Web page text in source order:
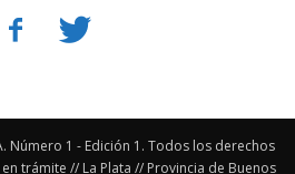
Número 1 - Edición 1. Todos los derechos
trámite // La Plata // Provincia de Buenos